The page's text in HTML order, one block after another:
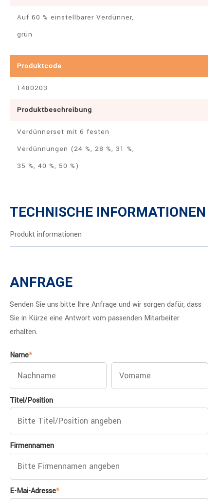
Auf 60 % einstellbarer Verdünner,
grün
Produktcode
1480203
Produktbeschreibung
Verdünnerset mit 6 festen
Verdünnungen (24 %, 28 %, 31 %,
35 %, 40 %, 50 %)
TECHNISCHE INFORMATIONEN
Produkt informationen
ANFRAGE
Senden Sie uns bitte Ihre Anfrage und wir sorgen dafür, dass
Sie in Kürze eine Antwort vom passenden Mitarbeiter
erhalten.
Name*
Titel/Position
Firmennamen
E-Mai-Adresse*